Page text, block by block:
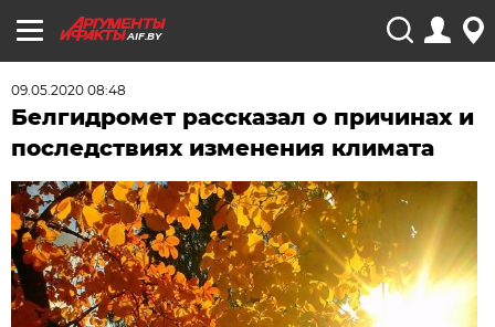
AIF.BY
09.05.2020 08:48
Белгидромет рассказал о причинах и
последствиях изменения климата